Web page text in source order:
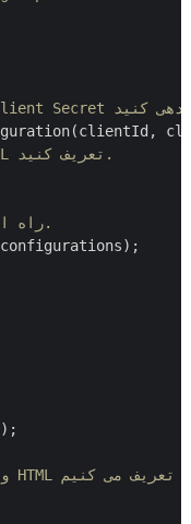
// مقدار ApiBaseUrl را برای تنظیم url پایه برای API تبدیل CSV به HTML تعریف کنید.
// یک نمونه از کلاس ConvertApi را با شیء کلاس Configuration راه اندازی کنید.